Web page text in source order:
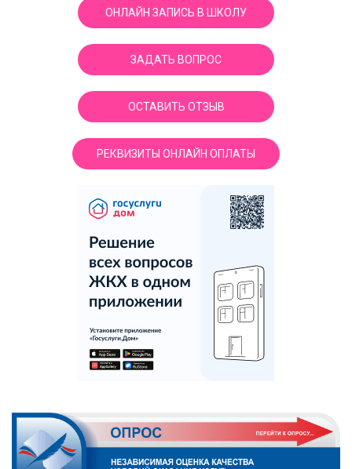
ОНЛАЙН ЗАПИСЬ В ШКОЛУ
ЗАДАТЬ ВОПРОС
ОСТАВИТЬ ОТЗЫВ
РЕКВИЗИТЫ ОНЛАЙН ОПЛАТЫ